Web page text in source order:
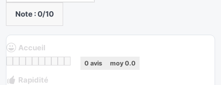
Note :0/10
Accueil
0 avis moy 0.0
Rapidité